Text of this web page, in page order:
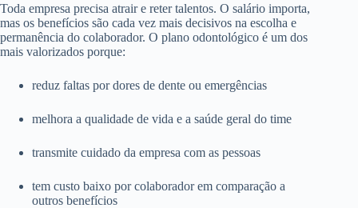
Toda empresa precisa atrair e reter talentos. O salário importa,
mas os benefícios são cada vez mais decisivos na escolha e
permanência do colaborador. O plano odontológico é um dos
mais valorizados porque:
reduz faltas por dores de dente ou emergências
melhora a qualidade de vida e a saúde geral do time
transmite cuidado da empresa com as pessoas
tem custo baixo por colaborador em comparação a
outros benefícios